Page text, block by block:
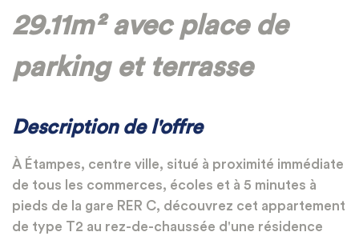
29.11m² avec place de
parking et terrasse
Description de l'offre
À Étampes, centre ville, situé à proximité immédiate
de tous les commerces, écoles et à 5 minutes à
pieds de la gare RER C, découvrez cet appartement
de type T2 au rez-de-chaussée d'une résidence